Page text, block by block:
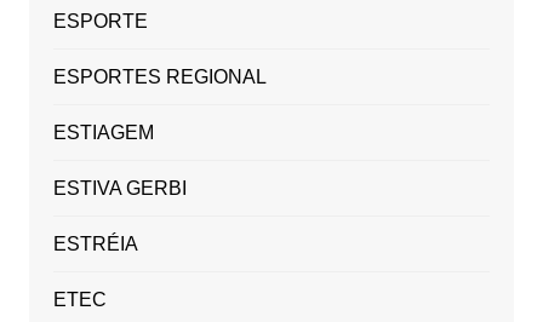
ESPORTE
ESPORTES REGIONAL
ESTIAGEM
ESTIVA GERBI
ESTRÉIA
ETEC